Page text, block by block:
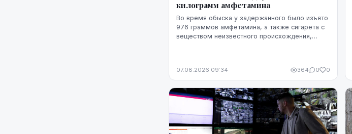
килограмм амфетамина
Во время обыска у задержанного было изъято
976 граммов амфетамина, а также сигарета с
веществом неизвестного происхождения,
07.08.2026 09:34 364 0 0